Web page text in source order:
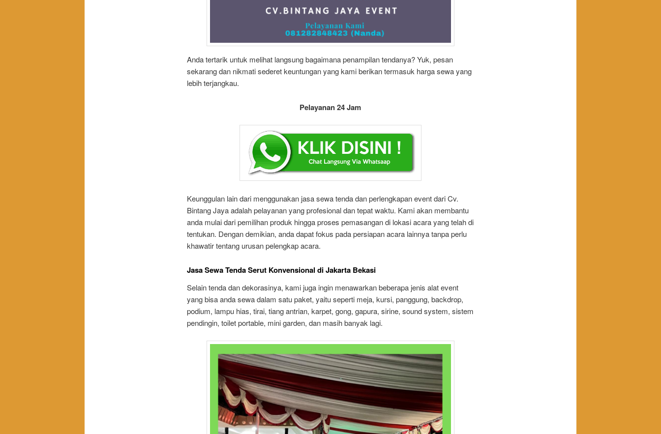
Anda tertarik untuk melihat langsung bagaimana penampilan tendanya? Yuk, pesan
sekarang dan nikmati sederet keuntungan yang kami berikan termasuk harga sewa yang
lebih terjangkau.
Pelayanan 24 Jam
Keunggulan lain dari menggunakan jasa sewa tenda dan perlengkapan event dari Cv.
Bintang Jaya adalah pelayanan yang profesional dan tepat waktu. Kami akan membantu
anda mulai dari pemilihan produk hingga proses pemasangan di lokasi acara yang telah di
tentukan. Dengan demikian, anda dapat fokus pada persiapan acara lainnya tanpa perlu
khawatir tentang urusan pelengkap acara.
Jasa Sewa Tenda Serut Konvensional di Jakarta Bekasi
Selain tenda dan dekorasinya, kami juga ingin menawarkan beberapa jenis alat event
yang bisa anda sewa dalam satu paket, yaitu seperti meja, kursi, panggung, backdrop,
podium, lampu hias, tirai, tiang antrian, karpet, gong, gapura, sirine, sound system, sistem
pendingin, toilet portable, mini garden, dan masih banyak lagi.